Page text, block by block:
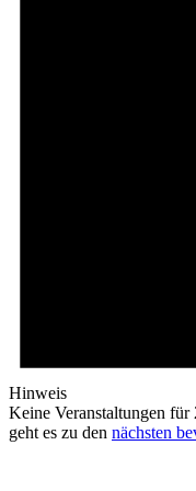
Hinweis
Keine Veranstaltungen
geht es zu den nächsten